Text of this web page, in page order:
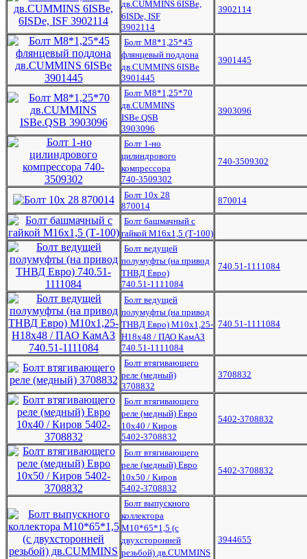
дв.CUMMINS 6ISBe,
6ISDe, ISF
3902114
3902114
Болт М8*1,25*45
флянцевый поддона
дв.CUMMINS 6ISBe
3901445
3901445
Болт М8*1,25*70
дв.CUMMINS
ISBe.QSB
3903096
3903096
Болт 1-но
цилиндрового
компрессора
740-3509302
740-3509302
Болт 10х 28
870014
870014
Болт башмачный с
гайкой М16х1,5 (Т-100)
Болт ведущей
полумуфты (на привод
ТНВД Евро)
740.51-1111084
740.51-1111084
Болт ведущей
полумуфты (на привод
ТНВД Евро) М10х1,25-
Н18х48 / ПАО КамАЗ
740.51-1111084
740.51-1111084
Болт втягивающего
реле (медный)
3708832
3708832
Болт втягивающего
реле (медный) Евро
10х40 / Киров
5402-3708832
5402-3708832
Болт втягивающего
реле (медный) Евро
10х50 / Киров
5402-3708832
5402-3708832
Болт выпускного
коллектора
М10*65*1,5 (с
двухсторонней
резьбой) дв.CUMMINS
3944655